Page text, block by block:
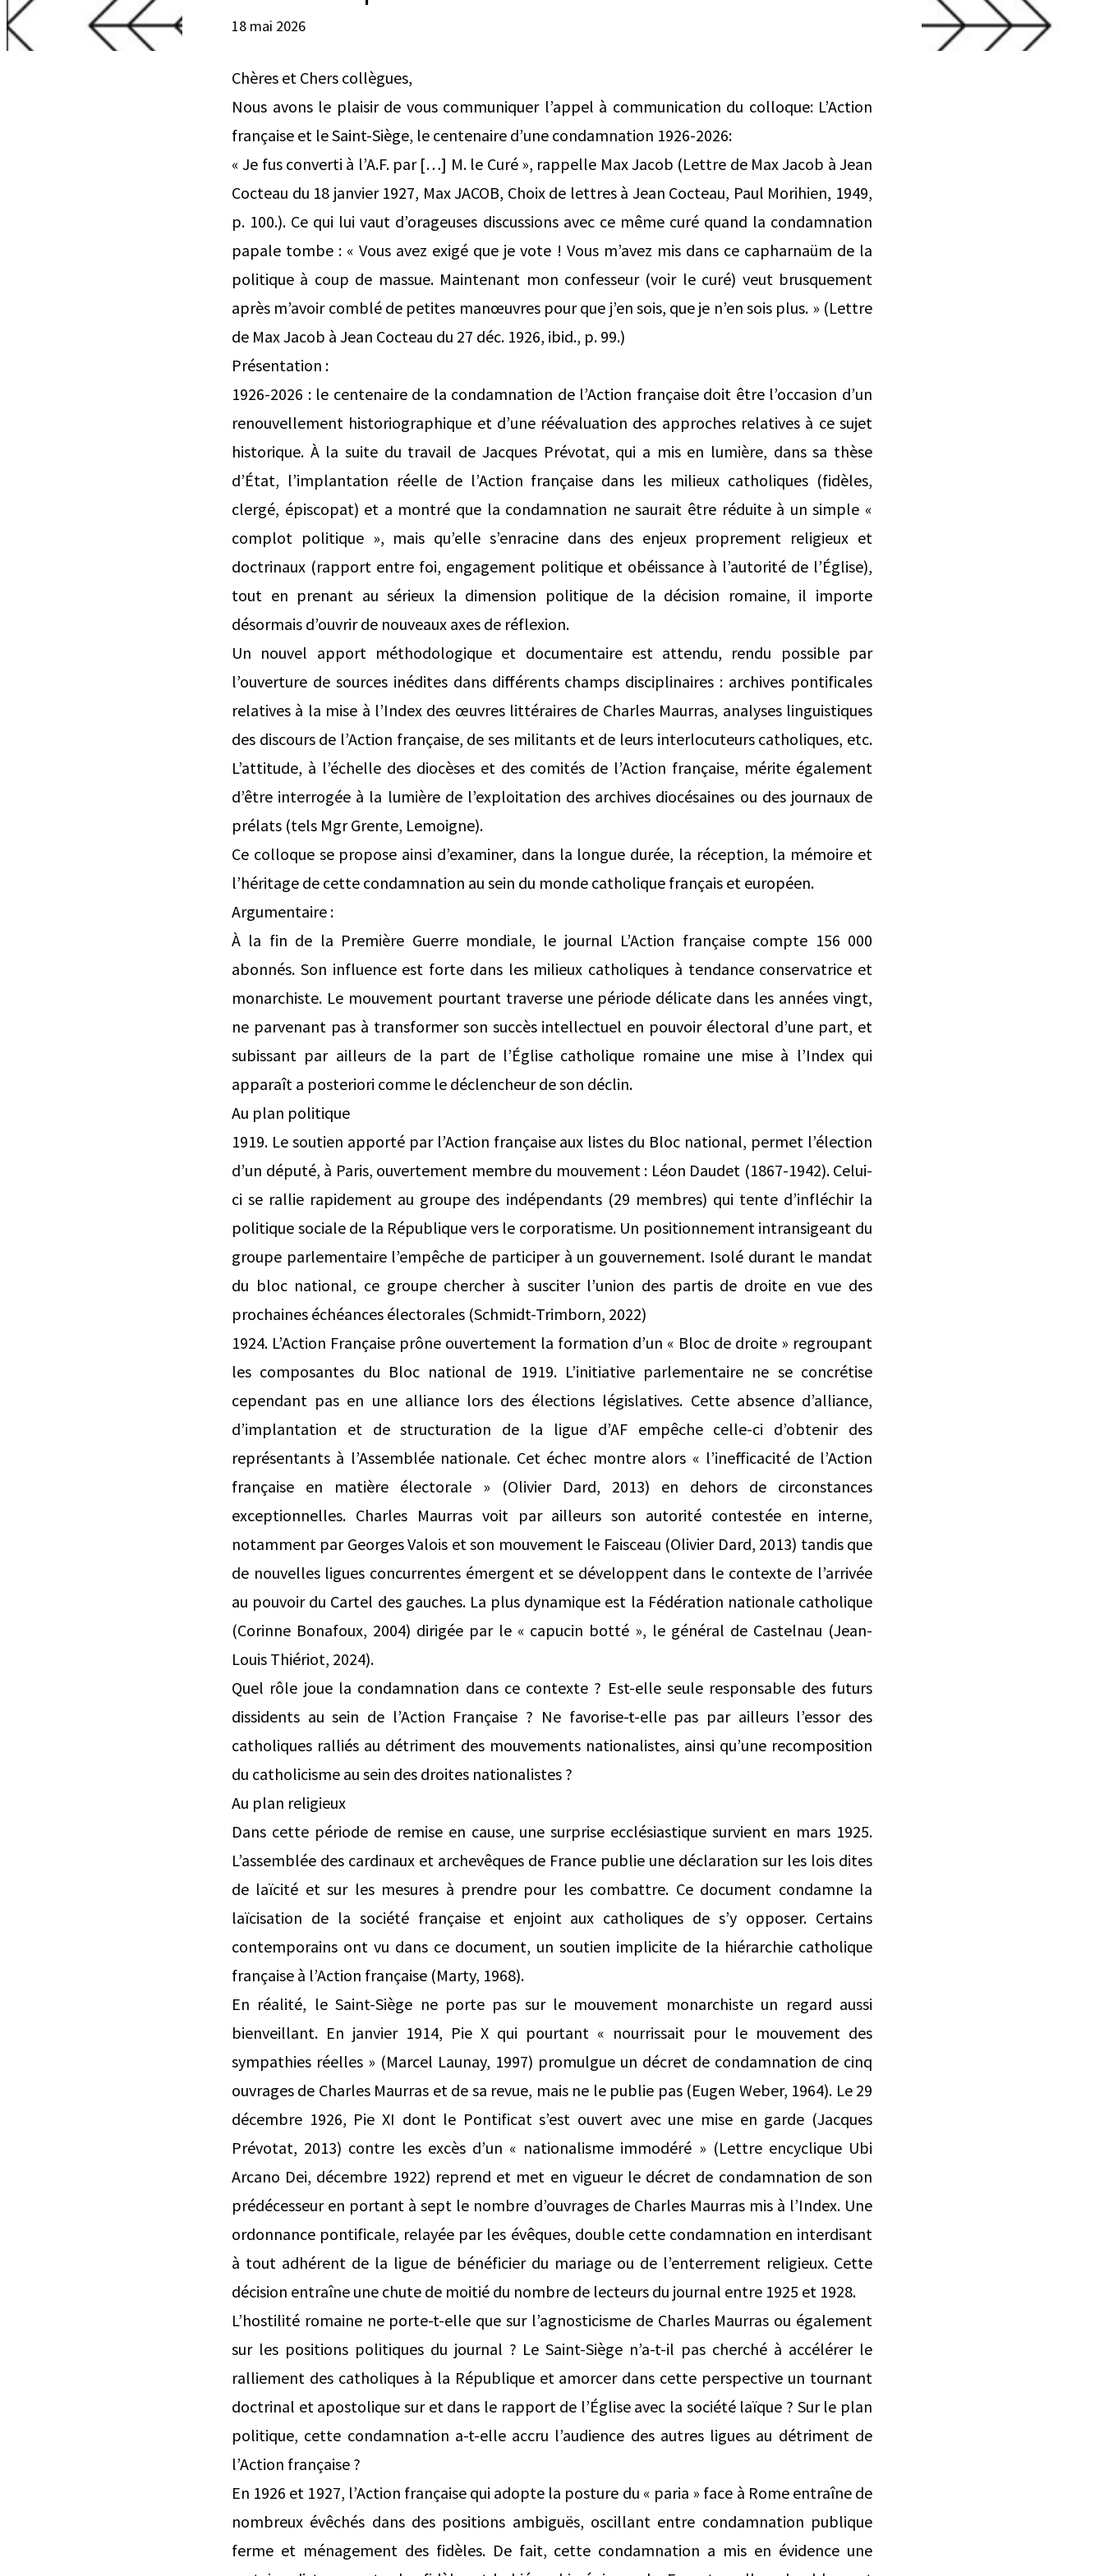
18 mai 2026
Chères et Chers collègues,
Nous avons le plaisir de vous communiquer l’appel à communication du colloque: L’Action
française et le Saint-Siège, le centenaire d’une condamnation 1926-2026:
« Je fus converti à l’A.F. par […] M. le Curé », rappelle Max Jacob (Lettre de Max Jacob à Jean
Cocteau du 18 janvier 1927, Max JACOB, Choix de lettres à Jean Cocteau, Paul Morihien, 1949,
p. 100.). Ce qui lui vaut d’orageuses discussions avec ce même curé quand la condamnation
papale tombe : « Vous avez exigé que je vote ! Vous m’avez mis dans ce capharnaüm de la
politique à coup de massue. Maintenant mon confesseur (voir le curé) veut brusquement
après m’avoir comblé de petites manœuvres pour que j’en sois, que je n’en sois plus. » (Lettre
de Max Jacob à Jean Cocteau du 27 déc. 1926, ibid., p. 99.)
Présentation :
1926-2026 : le centenaire de la condamnation de l’Action française doit être l’occasion d’un
renouvellement historiographique et d’une réévaluation des approches relatives à ce sujet
historique. À la suite du travail de Jacques Prévotat, qui a mis en lumière, dans sa thèse
d’État, l’implantation réelle de l’Action française dans les milieux catholiques (fidèles,
clergé, épiscopat) et a montré que la condamnation ne saurait être réduite à un simple «
complot politique », mais qu’elle s’enracine dans des enjeux proprement religieux et
doctrinaux (rapport entre foi, engagement politique et obéissance à l’autorité de l’Église),
tout en prenant au sérieux la dimension politique de la décision romaine, il importe
désormais d’ouvrir de nouveaux axes de réflexion.
Un nouvel apport méthodologique et documentaire est attendu, rendu possible par
l’ouverture de sources inédites dans différents champs disciplinaires : archives pontificales
relatives à la mise à l’Index des œuvres littéraires de Charles Maurras, analyses linguistiques
des discours de l’Action française, de ses militants et de leurs interlocuteurs catholiques, etc.
L’attitude, à l’échelle des diocèses et des comités de l’Action française, mérite également
d’être interrogée à la lumière de l’exploitation des archives diocésaines ou des journaux de
prélats (tels Mgr Grente, Lemoigne).
Ce colloque se propose ainsi d’examiner, dans la longue durée, la réception, la mémoire et
l’héritage de cette condamnation au sein du monde catholique français et européen.
Argumentaire :
À la fin de la Première Guerre mondiale, le journal L’Action française compte 156 000
abonnés. Son influence est forte dans les milieux catholiques à tendance conservatrice et
monarchiste. Le mouvement pourtant traverse une période délicate dans les années vingt,
ne parvenant pas à transformer son succès intellectuel en pouvoir électoral d’une part, et
subissant par ailleurs de la part de l’Église catholique romaine une mise à l’Index qui
apparaît a posteriori comme le déclencheur de son déclin.
Au plan politique
1919. Le soutien apporté par l’Action française aux listes du Bloc national, permet l’élection
d’un député, à Paris, ouvertement membre du mouvement : Léon Daudet (1867-1942). Celui-
ci se rallie rapidement au groupe des indépendants (29 membres) qui tente d’infléchir la
politique sociale de la République vers le corporatisme. Un positionnement intransigeant du
groupe parlementaire l’empêche de participer à un gouvernement. Isolé durant le mandat
du bloc national, ce groupe chercher à susciter l’union des partis de droite en vue des
prochaines échéances électorales (Schmidt-Trimborn, 2022)
1924. L’Action Française prône ouvertement la formation d’un « Bloc de droite » regroupant
les composantes du Bloc national de 1919. L’initiative parlementaire ne se concrétise
cependant pas en une alliance lors des élections législatives. Cette absence d’alliance,
d’implantation et de structuration de la ligue d’AF empêche celle-ci d’obtenir des
représentants à l’Assemblée nationale. Cet échec montre alors « l’inefficacité de l’Action
française en matière électorale » (Olivier Dard, 2013) en dehors de circonstances
exceptionnelles. Charles Maurras voit par ailleurs son autorité contestée en interne,
notamment par Georges Valois et son mouvement le Faisceau (Olivier Dard, 2013) tandis que
de nouvelles ligues concurrentes émergent et se développent dans le contexte de l’arrivée
au pouvoir du Cartel des gauches. La plus dynamique est la Fédération nationale catholique
(Corinne Bonafoux, 2004) dirigée par le « capucin botté », le général de Castelnau (Jean-
Louis Thiériot, 2024).
Quel rôle joue la condamnation dans ce contexte ? Est-elle seule responsable des futurs
dissidents au sein de l’Action Française ? Ne favorise-t-elle pas par ailleurs l’essor des
catholiques ralliés au détriment des mouvements nationalistes, ainsi qu’une recomposition
du catholicisme au sein des droites nationalistes ?
Au plan religieux
Dans cette période de remise en cause, une surprise ecclésiastique survient en mars 1925.
L’assemblée des cardinaux et archevêques de France publie une déclaration sur les lois dites
de laïcité et sur les mesures à prendre pour les combattre. Ce document condamne la
laïcisation de la société française et enjoint aux catholiques de s’y opposer. Certains
contemporains ont vu dans ce document, un soutien implicite de la hiérarchie catholique
française à l’Action française (Marty, 1968).
En réalité, le Saint-Siège ne porte pas sur le mouvement monarchiste un regard aussi
bienveillant. En janvier 1914, Pie X qui pourtant « nourrissait pour le mouvement des
sympathies réelles » (Marcel Launay, 1997) promulgue un décret de condamnation de cinq
ouvrages de Charles Maurras et de sa revue, mais ne le publie pas (Eugen Weber, 1964). Le 29
décembre 1926, Pie XI dont le Pontificat s’est ouvert avec une mise en garde (Jacques
Prévotat, 2013) contre les excès d’un « nationalisme immodéré » (Lettre encyclique Ubi
Arcano Dei, décembre 1922) reprend et met en vigueur le décret de condamnation de son
prédécesseur en portant à sept le nombre d’ouvrages de Charles Maurras mis à l’Index. Une
ordonnance pontificale, relayée par les évêques, double cette condamnation en interdisant
à tout adhérent de la ligue de bénéficier du mariage ou de l’enterrement religieux. Cette
décision entraîne une chute de moitié du nombre de lecteurs du journal entre 1925 et 1928.
L’hostilité romaine ne porte-t-elle que sur l’agnosticisme de Charles Maurras ou également
sur les positions politiques du journal ? Le Saint-Siège n’a-t-il pas cherché à accélérer le
ralliement des catholiques à la République et amorcer dans cette perspective un tournant
doctrinal et apostolique sur et dans le rapport de l’Église avec la société laïque ? Sur le plan
politique, cette condamnation a-t-elle accru l’audience des autres ligues au détriment de
l’Action française ?
En 1926 et 1927, l’Action française qui adopte la posture du « paria » face à Rome entraîne de
nombreux évêchés dans des positions ambiguës, oscillant entre condamnation publique
ferme et ménagement des fidèles. De fait, cette condamnation a mis en évidence une